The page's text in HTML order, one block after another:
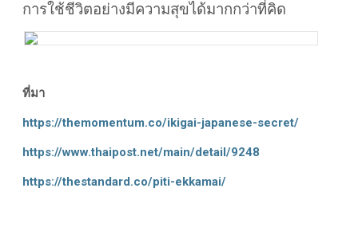
การใช้ชีวิตอย่างมีความสุขได้มากกว่าที่คิด
ที่มา
https://themomentum.co/ikigai-japanese-secret/
https://www.thaipost.net/main/detail/9248
https://thestandard.co/piti-ekkamai/